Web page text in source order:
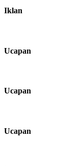
Iklan
Ucapan
Ucapan
Ucapan